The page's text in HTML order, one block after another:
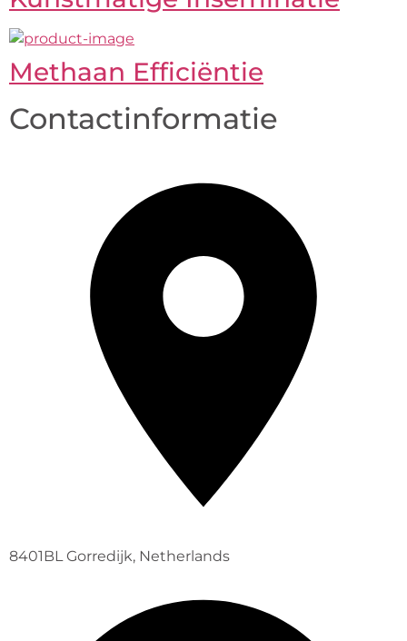
Methaan Efficiëntie
Contactinformatie
8401BL Gorredijk, Netherlands